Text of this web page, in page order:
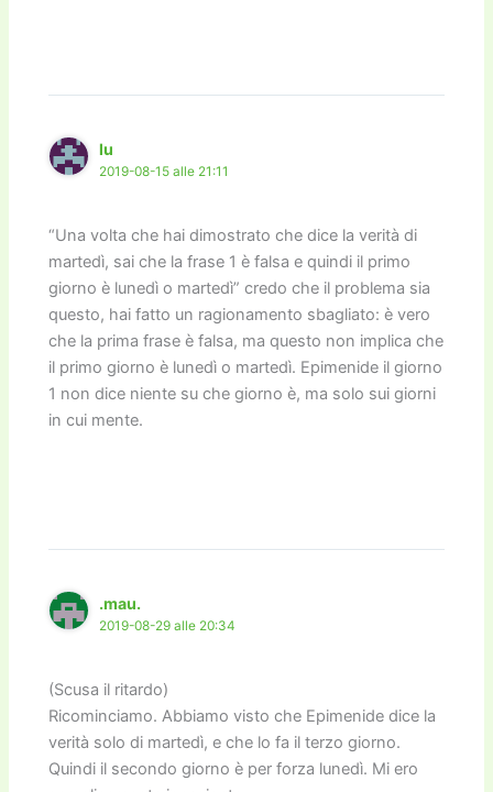
lu
2019-08-15 alle 21:11
“Una volta che hai dimostrato che dice la verità di
martedì, sai che la frase 1 è falsa e quindi il primo
giorno è lunedì o martedì” credo che il problema sia
questo, hai fatto un ragionamento sbagliato: è vero
che la prima frase è falsa, ma questo non implica che
il primo giorno è lunedì o martedì. Epimenide il giorno
1 non dice niente su che giorno è, ma solo sui giorni
in cui mente.
.mau.
2019-08-29 alle 20:34
(Scusa il ritardo)
Ricominciamo. Abbiamo visto che Epimenide dice la
verità solo di martedì, e che lo fa il terzo giorno.
Quindi il secondo giorno è per forza lunedì. Mi ero